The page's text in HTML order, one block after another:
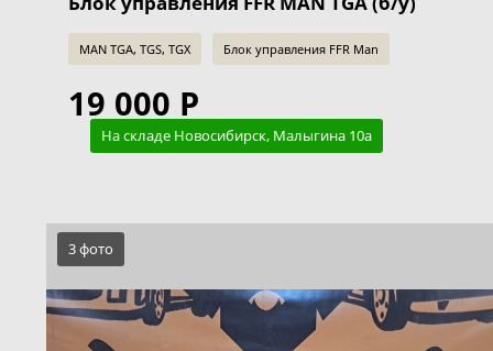
MAN TGA, TGS, TGX Блок управления FFR Man
19 000 Р
На складе Новосибирск, Малыгина 10а
3 фото